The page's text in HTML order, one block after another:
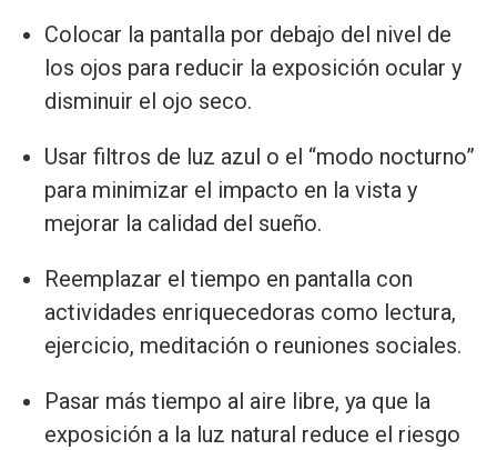
Colocar la pantalla por debajo del nivel de
los ojos para reducir la exposición ocular y
disminuir el ojo seco.
Usar filtros de luz azul o el “modo nocturno”
para minimizar el impacto en la vista y
mejorar la calidad del sueño.
Reemplazar el tiempo en pantalla con
actividades enriquecedoras como lectura,
ejercicio, meditación o reuniones sociales.
Pasar más tiempo al aire libre, ya que la
exposición a la luz natural reduce el riesgo